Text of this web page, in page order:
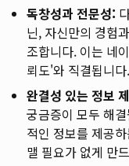
독창성과 전문성:
닌, 자신만의 경험
조합니다. 이는 네
뢰도'와 직결됩니다.
완결성 있는 정보
궁금증이 모두 해
적인 정보를 제공
맬 필요가 없게 만